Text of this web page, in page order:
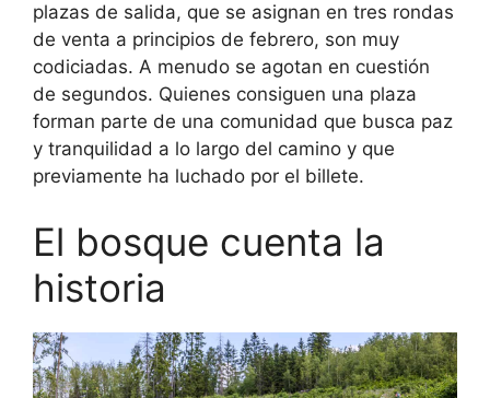
plazas de salida, que se asignan en tres rondas
de venta a principios de febrero, son muy
codiciadas. A menudo se agotan en cuestión
de segundos. Quienes consiguen una plaza
forman parte de una comunidad que busca paz
y tranquilidad a lo largo del camino y que
previamente ha luchado por el billete.
El bosque cuenta la
historia